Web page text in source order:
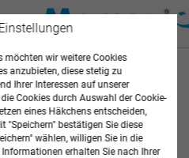
Zum
Ende
der
Bildgalerie
springen
möchten wir weitere Cookies
anzubieten, diese stetig zu
Ihrer Interessen auf unserer
Cookies durch Auswahl der Cookie-
eines Häkchens entscheiden,
"Speichern" bestätigen Sie diese
wählen, willigen Sie in die
erhalten Sie nach Ihrer